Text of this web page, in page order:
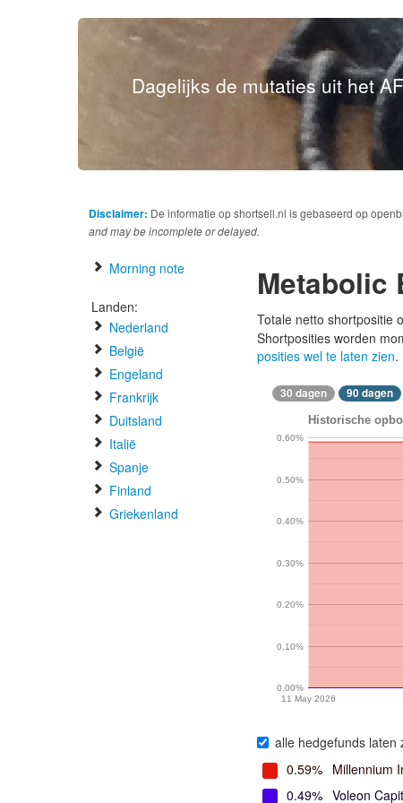
Dagelijks de mutaties uit het
Disclaimer: De informatie op shortsell.nl is gebaseerd op
and may be incomplete or delayed.
Morning note
Landen:
Nederland
België
Engeland
Frankrijk
Duitsland
Italië
Spanje
Finland
Griekenland
Metabolic
Totale netto shortpositie
Shortposities worden
posities wel te laten zien.
30 dagen 90 dagen
Historische
11 May 2026
0.00%
0.10%
0.20%
0.30%
0.40%
0.50%
0.60%
alle hedgefunds laten
0.59% Millennium
0.49% Voleon